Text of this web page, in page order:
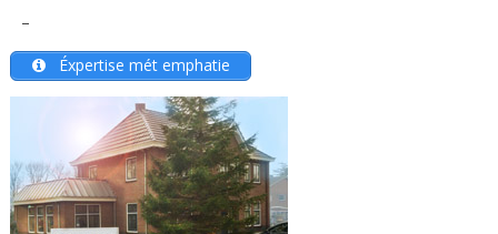
–
Éxpertise mét emphatie